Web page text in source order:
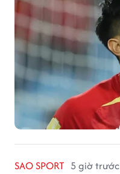
SAO SPORT 5 giờ trước